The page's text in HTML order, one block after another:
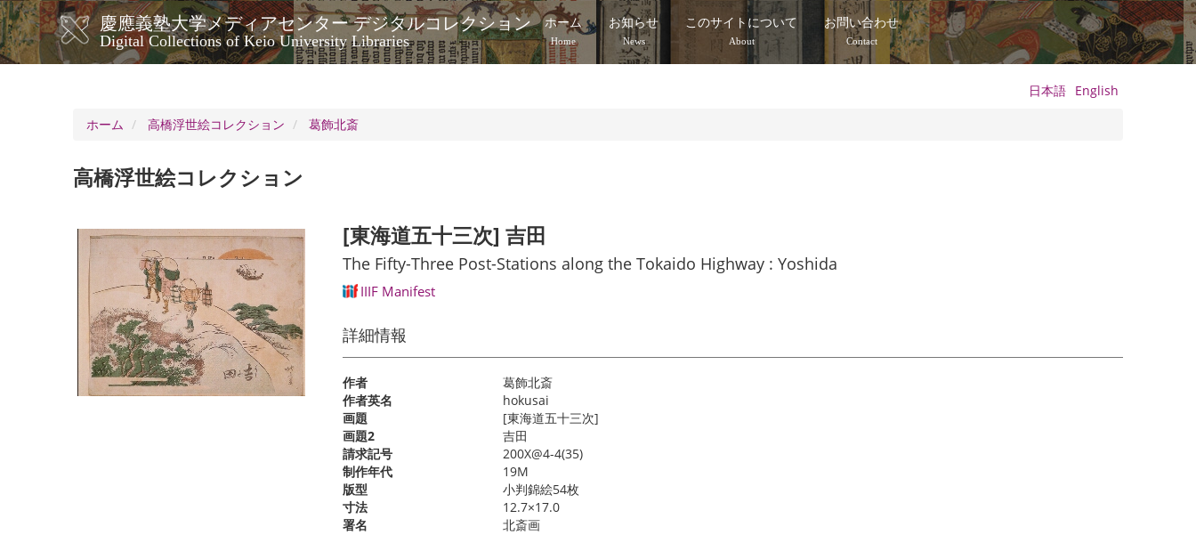
メ
イ
ン
コ
慶應義塾大学メディアセンター デジタルコレクション
Digital Collections of Keio University Libraries
メ
イ
ビ
ー
シ
ン
ホーム
Home
お知らせ
News
このサイトについて
About
お問い合わせ
Contact
日本語 English
ホーム
高橋浮世絵コレクション 葛飾北斎
高橋浮世絵コレクション
[東海道五十三次] 吉田
The Fifty-Three Post-Stations along the Tokaido Highway : Yoshida
IIIF Manifest
詳細情報
作者
葛飾北斎
作者英名
hokusai
画題
[東海道五十三次]
画題2
吉田
請求記号
200X@4-4(35)
制作年代
19M
版型
小判錦絵54枚
寸法
12.7×17.0
署名
北斎画